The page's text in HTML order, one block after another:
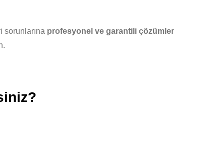
sorunlarına profesyonel ve garantili çözümler